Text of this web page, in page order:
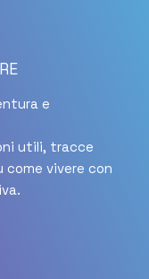
e
utili, tracce
come vivere con